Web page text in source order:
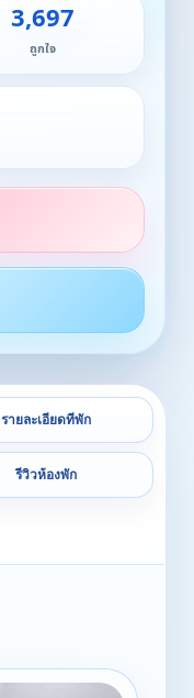
3,697
ถูกใจ
รายละเอียดที่พัก
รีวิวห้องพัก